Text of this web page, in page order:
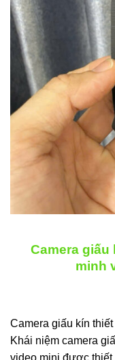
Camera giấu
minh
Camera giấu kín
Khái niệm camera